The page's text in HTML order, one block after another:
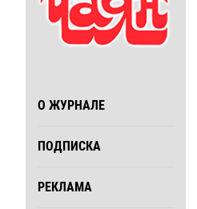
О ЖУРНАЛЕ
ПОДПИСКА
РЕКЛАМА